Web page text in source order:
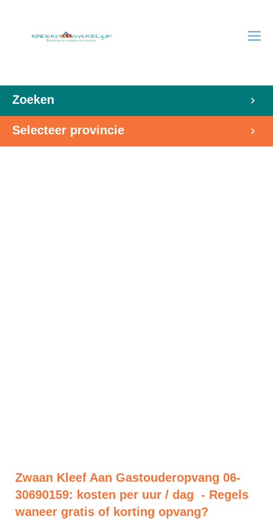
Zoeken
Selecteer provincie
Zwaan Kleef Aan Gastouderopvang 06-
30690159: kosten per uur / dag - Regels
waneer gratis of korting opvang?